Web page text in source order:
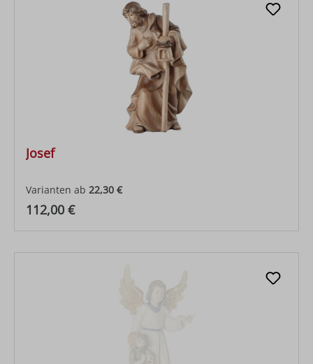
Josef
Varianten ab 22,30 €
Regulärer Preis:
112,00 €